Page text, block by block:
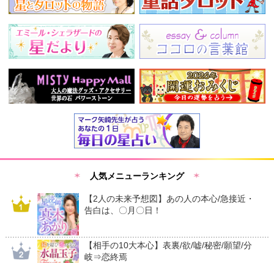
人気メニューランキング
【2人の未来予想図】あの人の本心/急接近・
告白は、〇月〇日！
【相手の10大本心】表裏/欲/嘘/秘密/願望/分
岐⇒恋終焉